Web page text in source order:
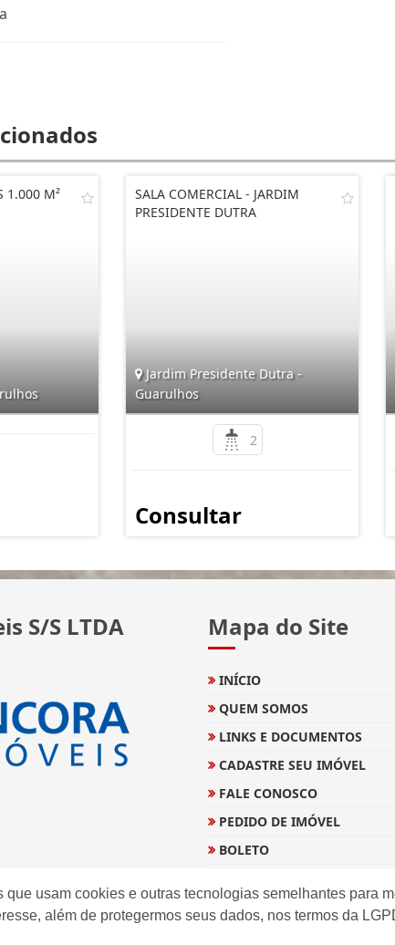
que usam cookies e outras tecnologias semelhantes para
além de protegermos seus dados, nos termos da
1.000 M²
SALA COMERCIAL - JARDIM
PRESIDENTE DUTRA
Jardim Presidente Dutra -
Guarulhos
2
Consultar
S/S LTDA Mapa do Site
INÍCIO
QUEM SOMOS
LINKS E DOCUMENTOS
CADASTRE SEU IMÓVEL
FALE CONOSCO
PEDIDO DE IMÓVEL
BOLETO